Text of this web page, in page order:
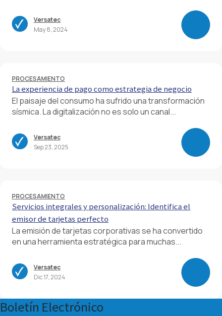
Versatec
May 8, 2024
PROCESAMIENTO
La experiencia de pago como estrategia de negocio
El paisaje del consumo ha sufrido una transformación
sísmica. La digitalización no es solo un canal...
Versatec
Sep 23, 2025
PROCESAMIENTO
Servicios integrales y personalización: Identifica el
emisor de tarjetas perfecto
La emisión de tarjetas corporativas se ha convertido
en una herramienta estratégica para muchas...
Versatec
Dic 17, 2024
Boletín Electrónico